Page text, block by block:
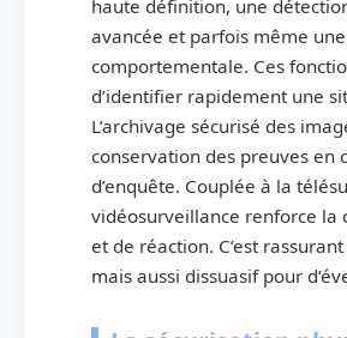
haute définition, une
avancée et parfois même
comportementale. Ces
d’identifier rapidement une
L’archivage sécurisé des
conservation des preuves en
d’enquête. Couplée à la
vidéosurveillance renforce la
et de réaction. C’est
mais aussi dissuasif pour